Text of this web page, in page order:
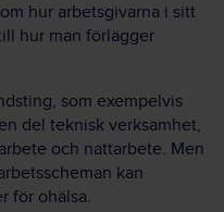
hur arbetsgivarna i sitt
hur man förlägger
som exempelvis
del teknisk verksamhet,
och nattarbete. Men
kan
för ohälsa.